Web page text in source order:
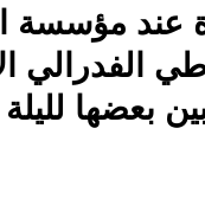
عند مؤسسة
بعضها